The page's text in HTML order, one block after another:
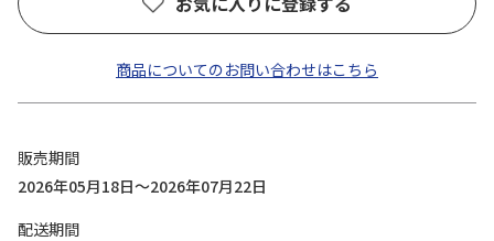
商品についてのお問い合わせはこちら
販売期間
2026年05月18日～2026年07月22日
配送期間